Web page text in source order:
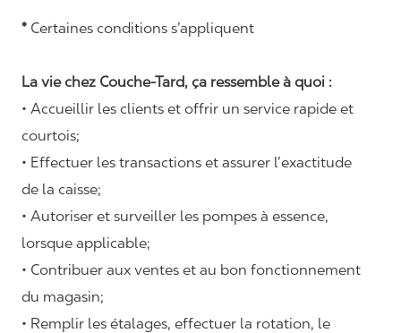
* Certaines conditions s’appliquent
La vie chez Couche-Tard, ça ressemble à quoi :
• Accueillir les clients et offrir un service rapide et
courtois;
• Effectuer les transactions et assurer l’exactitude
de la caisse;
• Autoriser et surveiller les pompes à essence,
lorsque applicable;
• Contribuer aux ventes et au bon fonctionnement
du magasin;
• Remplir les étalages, effectuer la rotation, le